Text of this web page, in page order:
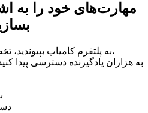
مهارت‌های خود را به
به پلتفرم کامیاب بپیوندید، تخصص خود را به اشتراک بگذارید،
به هزاران یادگیرنده دسترسی پیدا